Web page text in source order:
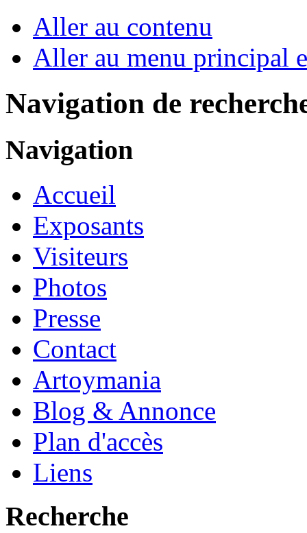
Aller au contenu
Aller au menu principal
Navigation de
Navigation
Accueil
Exposants
Visiteurs
Photos
Presse
Contact
Artoymania
Blog & Annonce
Plan d'accès
Liens
Recherche